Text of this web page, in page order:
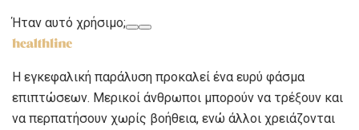
Ήταν αυτό χρήσιμο;
Η εγκεφαλική παράλυση προκαλεί ένα ευρύ φάσμα
επιπτώσεων. Μερικοί άνθρωποι μπορούν να τρέξουν και
να περπατήσουν χωρίς βοήθεια, ενώ άλλοι χρειάζονται